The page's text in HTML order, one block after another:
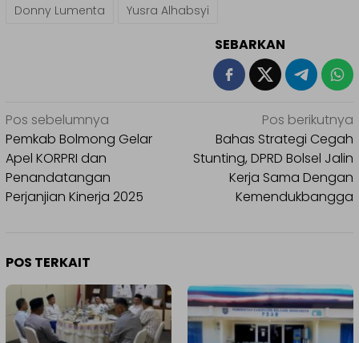
Donny Lumenta Yusra Alhabsyi
SEBARKAN
Navigasi
pos
Pos sebelumnya
Pemkab Bolmong Gelar
Apel KORPRI dan
Penandatangan
Perjanjian Kinerja 2025
Pos berikutnya
Bahas Strategi Cegah
Stunting, DPRD Bolsel Jalin
Kerja Sama Dengan
Kemendukbangga
POS TERKAIT